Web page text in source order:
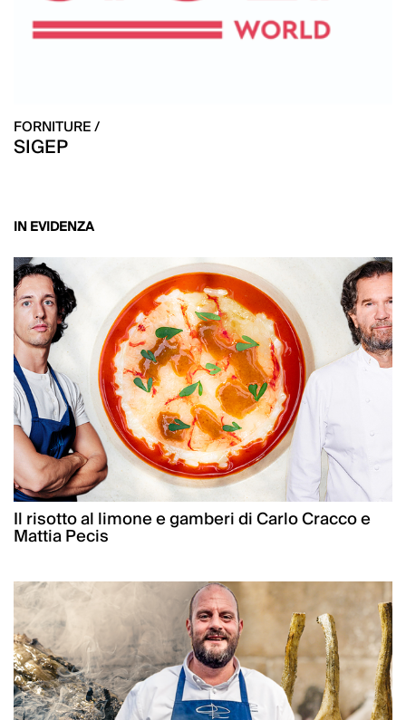
FORNITURE /
SIGEP
IN EVIDENZA
Il risotto al limone e gamberi di Carlo Cracco e
Mattia Pecis